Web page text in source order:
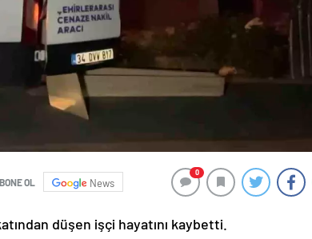
OL News
0
düşen işçi hayatını kaybetti.